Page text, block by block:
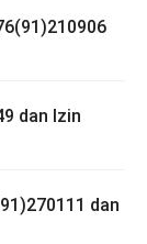
dan Izin
dan